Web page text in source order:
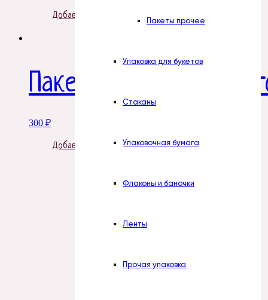
Пакеты прочее
Упаковка для букетов
Стаканы
Упаковочная бумага
Флаконы и баночки
Ленты
Прочая упаковка
Добавить в корзину
Пакеты с липкой
300 ₽
Добавить в корзину